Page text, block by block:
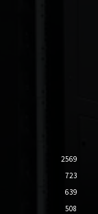
2569
723
639
508